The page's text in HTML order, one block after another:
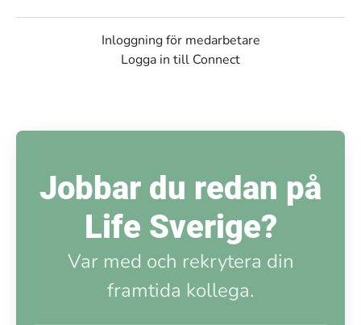
Inloggning för medarbetare
Logga in till Connect
Jobbar du redan på
Life Sverige?
Var med och rekrytera din
framtida kollega.